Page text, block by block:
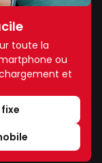
toute la
ou
et